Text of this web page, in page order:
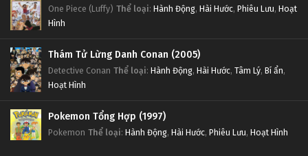
One Piece (Luffy) Thể loại: Hành Động, Hài Hước, Phiêu Lưu, Hoạt
Hình
Thám Tử Lừng Danh Conan (2005)
Detective Conan Thể loại: Hành Động, Hài Hước, Tâm Lý, Bí ẩn,
Hoạt Hình
Pokemon Tổng Hợp (1997)
Pokemon Thể loại: Hành Động, Hài Hước, Phiêu Lưu, Hoạt Hình